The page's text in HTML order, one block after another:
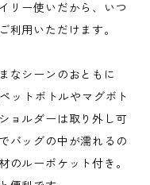
リー使いだから、いつ
利用いただけます。
なシーンのおともに
ットボトルやマグボト
ョルダーは取り外し可
バッグの中が濡れるの
のルーポケット付き。